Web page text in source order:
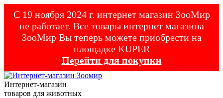
С 19 ноября 2024 г. интернет магазин ЗооМир
не работает. Все товары интернет магазина
ЗооМир Вы теперь можете приобрести на
площадке KUPER
Перейти для покупки
Интернет-магазин
товаров для животных